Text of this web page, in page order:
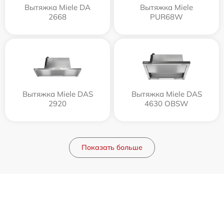
Вытяжка Miele DA
2668
Вытяжка Miele
PUR68W
Вытяжка Miele DAS
2920
Вытяжка Miele DAS
4630 OBSW
Показать больше